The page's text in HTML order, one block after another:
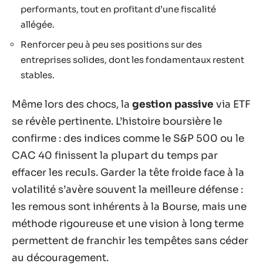
performants, tout en profitant d’une fiscalité
allégée.
Renforcer peu à peu ses positions sur des
entreprises solides, dont les fondamentaux restent
stables.
Même lors des chocs, la gestion passive via ETF
se révèle pertinente. L’histoire boursière le
confirme : des indices comme le S&P 500 ou le
CAC 40 finissent la plupart du temps par
effacer les reculs. Garder la tête froide face à la
volatilité s’avère souvent la meilleure défense :
les remous sont inhérents à la Bourse, mais une
méthode rigoureuse et une vision à long terme
permettent de franchir les tempêtes sans céder
au découragement.